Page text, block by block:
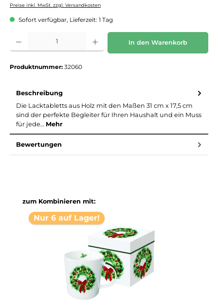
Preise inkl. MwSt. zzgl. Versandkosten
Sofort verfügbar, Lieferzeit: 1 Tag
Produkt Anzahl: Gib den gewünschten Wert ein oder benutze die Schaltflächen um
In den Warenkorb
Produktnummer: 32060
Beschreibung
Die Lacktabletts aus Holz mit den Maßen 31 cm x 17,5 cm
sind der perfekte Begleiter für Ihren Haushalt und ein Muss
für jede… Mehr
Bewertungen
Produktgalerie überspringen
zum Kombinieren mit:
Nur 6 auf Lager!